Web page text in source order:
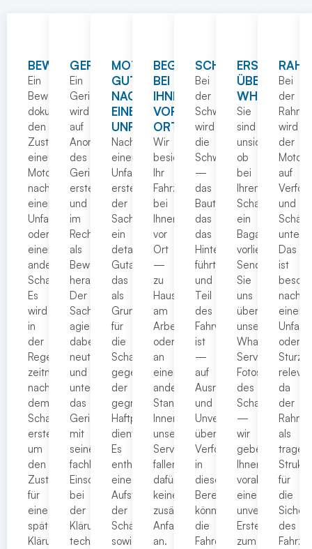
BEWEISSICHERUNGSGUTACHTEN:
Ein
Beweissicherungsgutachten
dokumentiert
den
Zustand
eines
Motorrads
nach
einem
Unfall
oder
einem
anderen
Schadensereignis.
Es
wird
in
der
Regel
zeitnah
nach
dem
Schadensfall
erstellt,
um
den
Zustand
für
eine
spätere
Klärung
GERICHTSGUTACHTEN:
Ein
Gerichtsgutachten
wird
auf
Anordnung
des
Gerichts
erstellt
und
im
Rechtsstreit
als
Beweismittel
herangezogen.
Der
Sachverständige
agiert
dabei
neutral
und
unterstützt
das
Gericht
mit
seiner
fachlichen
Einschätzung
bei
der
Klärung
technischer
MOTORRAD-
GUTACHTEN
NACH
EINEM
UNFALL
Nach
einem
Unfall
erstellt
der
Sachverständige
ein
detailliertes
Gutachten,
das
als
Grundlage
für
die
Schadensregulierung
gegenüber
der
gegnerischen
Haftpflichtversicherung
dient.
Es
enthält
eine
Aufstellung
der
Schäden
sowie
BEGUTACHTUNG
BEI
IHNEN
VOR
ORT
Wir
besichtigen
Ihr
Fahrzeug
bei
Ihnen
vor
Ort
—
zu
Hause,
am
Arbeitsplatz
oder
an
einem
anderen
Standort.
Innerhalb
unseres
Servicegebiets
fallen
dafür
keine
zusätzlichen
Anfahrtskosten
an.
Bei
der
Schwingenvermessung
wird
die
Schwinge
—
das
Bauteil,
das
das
Hinterrad
führt
und
Teil
des
Fahrwerks
ist
—
auf
Ausrichtung
und
Unversehrtheit
überprüft.
Verformungen
in
diesem
Bereich
können
die
Fahrdynamik
ÜBER
WHATSAPP
Sie
sind
unsicher,
ob
bei
Ihrem
Schaden
ein
vorliegt?
Senden
Sie
uns
über
unseren
WhatsApp-
Service
Fotos
des
Schadens
—
wir
geben
Ihnen
vorab
eine
unverbindliche
zum
Bei
der
wird
der
auf
und
Das
ist
nach
einem
Unfall
oder
Sturz
da
der
als
für
die
des